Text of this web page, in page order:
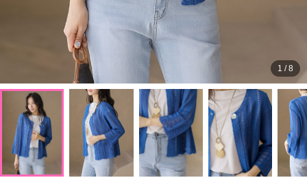
1 /8